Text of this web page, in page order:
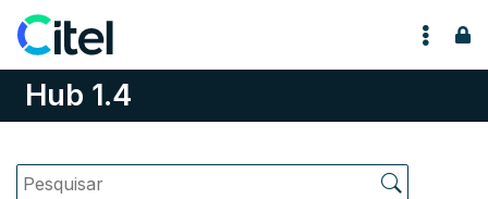
Pular para o conteúdo
Hub 1.4